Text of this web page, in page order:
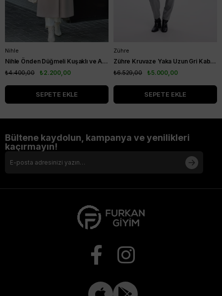
Nihle
Nihle Önden Düğmeli Kuşaklı ve Astarlı Bayan Kaşe Kaban Açık Kahve
₺2.200,00
₺4.400,00
SEPETE EKLE
Zühre
Zühre Kruvaze Yaka Uzun Gri Kaban 13570
₺5.000,00
₺6.529,00
SEPETE EKLE
Bültene kaydolun, kampanya ve yenilikleri
kaçırmayın!